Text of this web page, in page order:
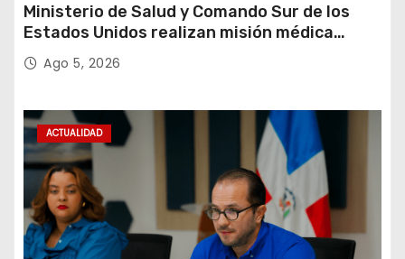
Ministerio de Salud y Comando Sur de los
Estados Unidos realizan misión médica
Amistad 2026 en La Vega
Ago 5, 2026
ACTUALIDAD